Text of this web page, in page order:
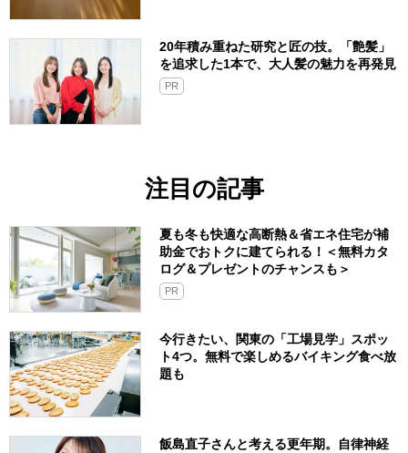
20年積み重ねた研究と匠の技。「艶髪」
を追求した1本で、大人髪の魅力を再発見
PR
注目の記事
夏も冬も快適な高断熱＆省エネ住宅が補
助金でおトクに建てられる！＜無料カタ
ログ＆プレゼントのチャンスも＞
PR
今行きたい、関東の「工場見学」スポッ
ト4つ。無料で楽しめるバイキング食べ放
題も
飯島直子さんと考える更年期。自律神経